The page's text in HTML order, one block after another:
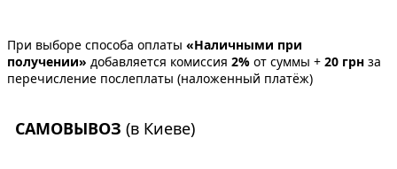
При выборе способа оплаты «Наличными при
получении» добавляется комиссия 2% от суммы + 20 грн за
перечисление послеплаты (наложенный платёж)
САМОВЫВОЗ (в Киеве)